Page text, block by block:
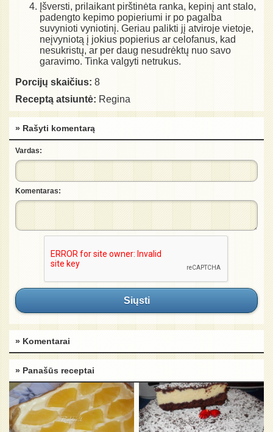
Įšversti, prilaikant pirštinėta ranka, kepinį ant stalo,
padengto kepimo popieriumi ir po pagalba
suvynioti vyniotinį. Geriau palikti jį atviroje vietoje,
neįvyniotą į jokius popierius ar celofanus, kad
nesukristų, ar per daug nesudrėktų nuo savo
garavimo. Tinka valgyti netrukus.
Porcijų skaičius: 8
Receptą atsiuntė: Regina
» Rašyti komentarą
Vardas:
Komentaras:
Siųsti
» Komentarai
» Panašūs receptai